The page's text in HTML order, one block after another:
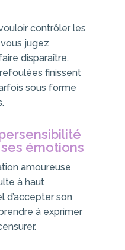
contrôler les
jugez
disparaître.
finissent
sous forme
émotions
amoureuse
à haut
d’accepter son
à exprimer